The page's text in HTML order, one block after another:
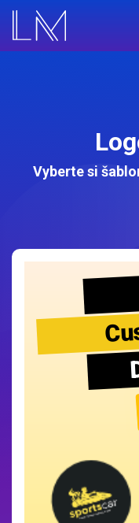
Vyberte si